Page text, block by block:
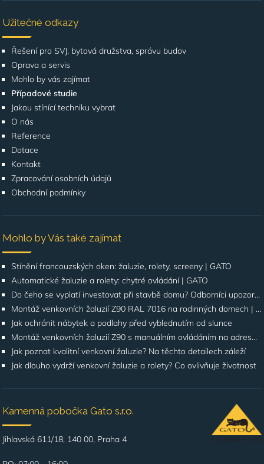
Užitečné odkazy
Řešení pro SVJ, bytová družstva, správu budov
Oprava a servis
Mohlo by vás zajímat
Případové studie
Jakou stínící techniku vybrat
O nás
Reference
Dotace
Kontakt
Zpracování osobních údajů
Obchodní podmínky
Mohlo by Vás také zajímat
Stínění francouzských oken: žaluzie, rolety, screeny | GATO
Automatické žaluzie a rolety: chytré ovládání | GATO
Do čeho se vyplatí investovat při stavbě domu? Odborníci upozorňují na stínění oken
Montáž venkovních žaluzií Z90 RAL 7016 na rodinných domech | Případová studie
Jak ochránit nábytek a podlahy před vyblednutím od slunce
Montáž venkovních žaluzií Z90 s manuálním ovládáním na adrese Štúrova, Praha 4
Jak poznat kvalitní venkovní žaluzie? Na těchto detailech záleží
Jak dlouho vydrží venkovní žaluzie a rolety? Co ovlivňuje životnost
Kamenná pobočka Gato s.r.o.
Jihlavská 611/18, 140 00, Praha 4